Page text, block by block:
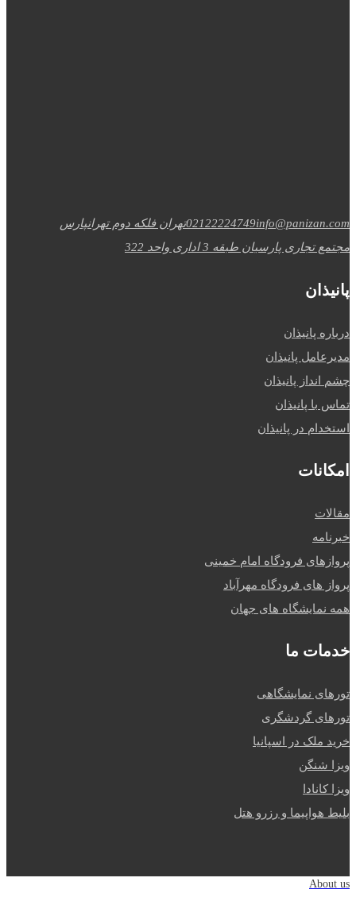
02122224749info@panizan.com
تهران فلکه دوم تهرانپارس
مجتمع تجاری پارسیان طبقه 3 اداری واحد 322
پانیذان
درباره پانیذان
مدیرعامل پانیذان
چشم انداز پانیذان
تماس با پانیذان
استخدام در پانیذان
امکانات
مقالات
خبرنامه
پروازهای فرودگاه امام خمینی
پرواز های فرودگاه مهرآباد
همه نمایشگاه های جهان
خدمات ما
تورهای نمایشگاهی
تورهای گردشگری
خرید ملک در اسپانیا
ویزا شنگن
ویزا کانادا
بلیط هواپیما و رزرو هتل
About us